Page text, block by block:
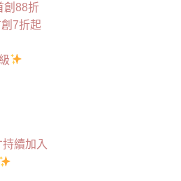
創88折
創7折起
續加入